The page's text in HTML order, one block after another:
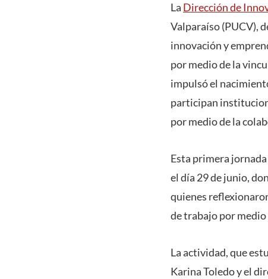
La Dirección de
Valparaíso (PUCV),
innovación y
por medio de la
impulsó el
participan
por medio de la
Esta primera
el día 29 de junio,
quienes
de trabajo por medio
La actividad, que
Karina Toledo y el